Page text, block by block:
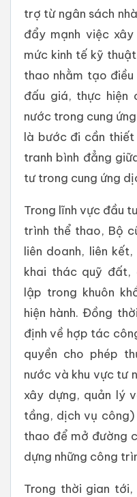
trợ từ ngân sách
đẩy mạnh việc
mức kinh tế kỹ
thao nhằm tạo
đấu giá, thực hiện
nước trong cung
là bước đi cần
tranh bình đẳng
tư trong cung ứng
Trong lĩnh vực đầu
trình thể thao, Bộ
liên doanh, liên
khai thác quỹ đất,
lập trong khuôn
hiện hành. Đồng
định về hợp tác
quyền cho phép
nước và khu vực tư
xây dựng, quản lý
tầng, dịch vụ
thao để mở đường
dựng những công
Trong thời gian